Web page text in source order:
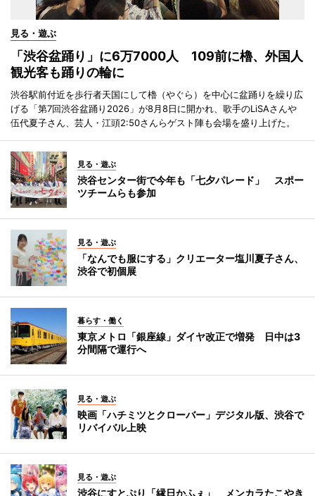
見る・遊ぶ
「渋谷盆踊り」に6万7000人 109前に櫓、外国人
観光客も踊りの輪に
渋谷駅前付近を歩行者天国にして櫓（やぐら）を中心に盆踊りを繰り広
げる「第7回渋谷盆踊り2026」が8月8日に開かれ、歌手のLiSAさんや
伍代夏子さん、芸人・江頭2:50さんらゲスト陣も会場を盛り上げた。
見る・遊ぶ
渋谷センター街で今年も「七夕パレード」 スポー
ツチームらも参加
見る・遊ぶ
「なんでも服にする」クリエーター塩川夏子さん、
渋谷で初個展
暮らす・働く
東京メトロ「銀座線」ダイヤ改正で増発 日中は3
分間隔で運行へ
見る・遊ぶ
映画「ハチミツとクローバー」デジタル版、渋谷で
リバイバル上映
見る・遊ぶ
渋谷にすとぷり「縁日かふぇ」 メンカラたこやき